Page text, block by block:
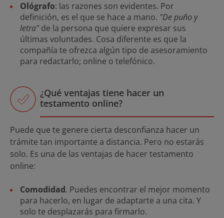
Ológrafo: las razones son evidentes. Por
definición, es el que se hace a mano. "De puño y
letra"de la persona que quiere expresar sus
últimas voluntades. Cosa diferente es que la
compañía te ofrezca algún tipo de asesoramiento
para redactarlo; online o telefónico.
¿Qué ventajas tiene hacer un
testamento online?
Puede que te genere cierta desconfianza hacer un
trámite tan importante a distancia. Pero no estarás
solo. Es una de las ventajas de hacer testamento
online:
Comodidad. Puedes encontrar el mejor momento
para hacerlo, en lugar de adaptarte a una cita. Y
solo te desplazarás para firmarlo.